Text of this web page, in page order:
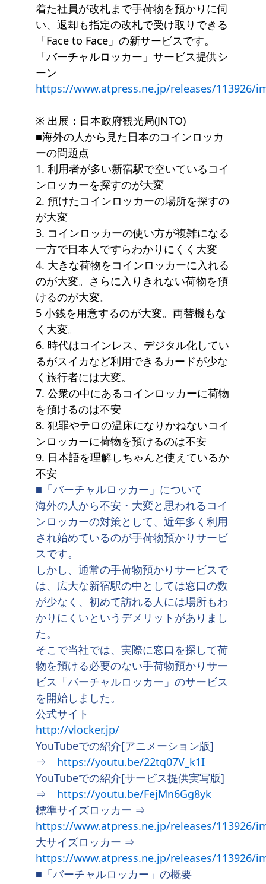
着た社員が改札まで手荷物を預かりに伺
い、返却も指定の改札で受け取りできる
「Face to Face」の新サービスです。
「バーチャルロッカー」サービス提供シ
ーン
https://www.atpress.ne.jp/releases/113926/
※ 出展：日本政府観光局(JNTO)
■海外の人から見た日本のコインロッカ
ーの問題点
1. 利用者が多い新宿駅で空いているコイ
ンロッカーを探すのが大変
2. 預けたコインロッカーの場所を探すの
が大変
3. コインロッカーの使い方が複雑になる
一方で日本人ですらわかりにくく大変
4. 大きな荷物をコインロッカーに入れる
のが大変。さらに入りきれない荷物を預
けるのが大変。
5 小銭を用意するのが大変。両替機もな
く大変。
6. 時代はコインレス、デジタル化してい
るがスイカなど利用できるカードが少な
く旅行者には大変。
7. 公衆の中にあるコインロッカーに荷物
を預けるのは不安
8. 犯罪やテロの温床になりかねないコイ
ンロッカーに荷物を預けるのは不安
9. 日本語を理解しちゃんと使えているか
不安
■「バーチャルロッカー」について
海外の人から不安・大変と思われるコイ
ンロッカーの対策として、近年多く利用
され始めているのが手荷物預かりサービ
スです。
しかし、通常の手荷物預かりサービスで
は、広大な新宿駅の中としては窓口の数
が少なく、初めて訪れる人には場所もわ
かりにくいというデメリットがありまし
た。
そこで当社では、実際に窓口を探して荷
物を預ける必要のない手荷物預かりサー
ビス「バーチャルロッカー」のサービス
を開始しました。
公式サイト
http://vlocker.jp/
YouTubeでの紹介[アニメーション版]
⇒ https://youtu.be/22tq07V_k1I
YouTubeでの紹介[サービス提供実写版]
⇒ https://youtu.be/FejMn6Gg8yk
標準サイズロッカー ⇒
https://www.atpress.ne.jp/releases/113926/
大サイズロッカー ⇒
https://www.atpress.ne.jp/releases/113926/
■「バーチャルロッカー」の概要